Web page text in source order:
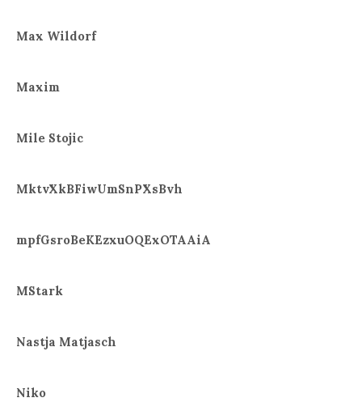
Max Wildorf
Maxim
Mile Stojic
MktvXkBFiwUmSnPXsBvh
mpfGsroBeKEzxuOQExOTAAiA
MStark
Nastja Matjasch
Niko